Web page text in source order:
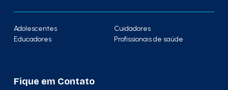
Adolescentes
Cuidadores
Educadores
Profissionais de saúde
Fique em Contato